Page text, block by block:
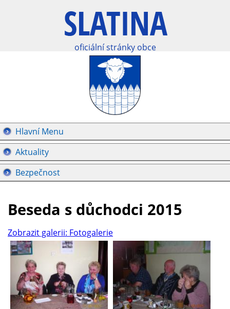
oficiální stránky obce
Hlavní Menu
Aktuality
Bezpečnost
Beseda s důchodci 2015
Zobrazit galerii: Fotogalerie